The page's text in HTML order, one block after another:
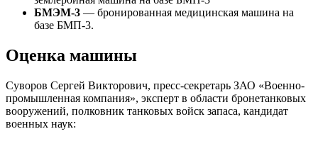
БМЭМ-3 — бронированная медицинская машина на
базе БМП-3.
Оценка машины
Суворов Сергей Викторович, пресс-секретарь ЗАО «Военно-
промышленная компания», эксперт в области бронетанковых
вооружений, полковник танковых войск запаса, кандидат
военных наук: